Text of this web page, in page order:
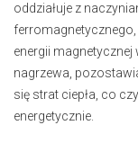
oddziałuje z
energii magnetycznej
nagrzewa,
się strat ciepła, co
energetycznie.